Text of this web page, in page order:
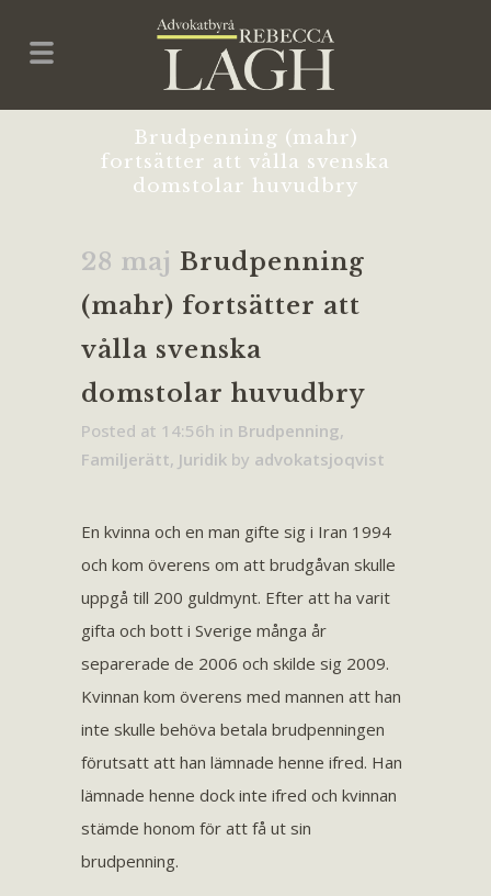
Brudpenning (mahr)
fortsätter att vålla svenska
domstolar huvudbry
28 maj Brudpenning
(mahr) fortsätter att
vålla svenska
domstolar huvudbry
Posted at 14:56h in Brudpenning,
Familjerätt, Juridik by advokatsjoqvist
En kvinna och en man gifte sig i Iran 1994
och kom överens om att brudgåvan skulle
uppgå till 200 guldmynt. Efter att ha varit
gifta och bott i Sverige många år
separerade de 2006 och skilde sig 2009.
Kvinnan kom överens med mannen att han
inte skulle behöva betala brudpenningen
förutsatt att han lämnade henne ifred. Han
lämnade henne dock inte ifred och kvinnan
stämde honom för att få ut sin
brudpenning.